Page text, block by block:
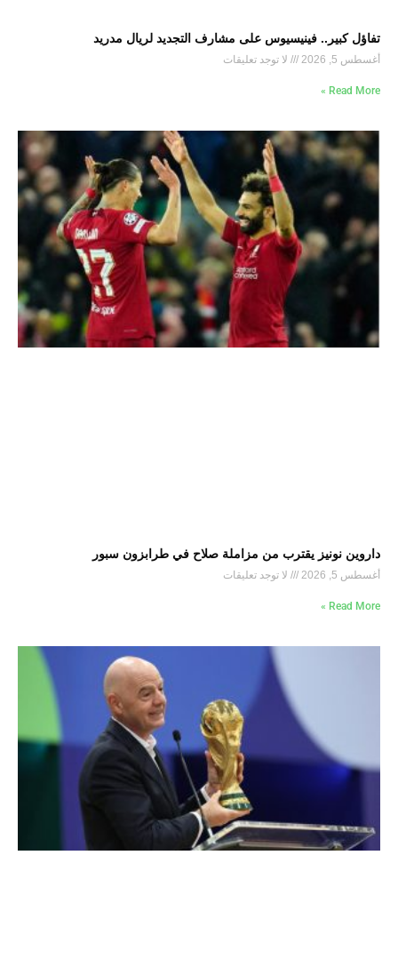
تفاؤل كبير.. فينيسيوس على مشارف التجديد لريال مدريد
أغسطس 5, 2026 لا توجد تعليقات
Read More »
داروين نونيز يقترب من مزاملة صلاح في طرابزون سبور
أغسطس 5, 2026 لا توجد تعليقات
Read More »